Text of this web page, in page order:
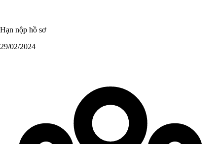
Hạn nộp hồ sơ
29/02/2024